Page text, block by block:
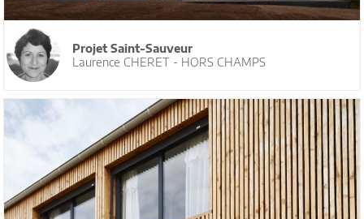
Projet Saint-Sauveur
Laurence CHERET - HORS CHAMPS